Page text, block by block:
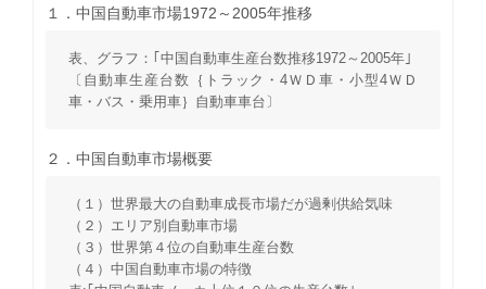
１．中国自動車市場1972～2005年推移
表、グラフ：｢中国自動車生産台数推移1972～2005年｣
〔自動車生産台数｛トラック・4ＷＤ車・小型4ＷＤ
車・バス・乗用車｝自動車車台〕
２．中国自動車市場概要
（１）世界最大の自動車成長市場だが過剰供給気味
（２）エリア別自動車市場
（３）世界第４位の自動車生産台数
（４）中国自動車市場の特徴